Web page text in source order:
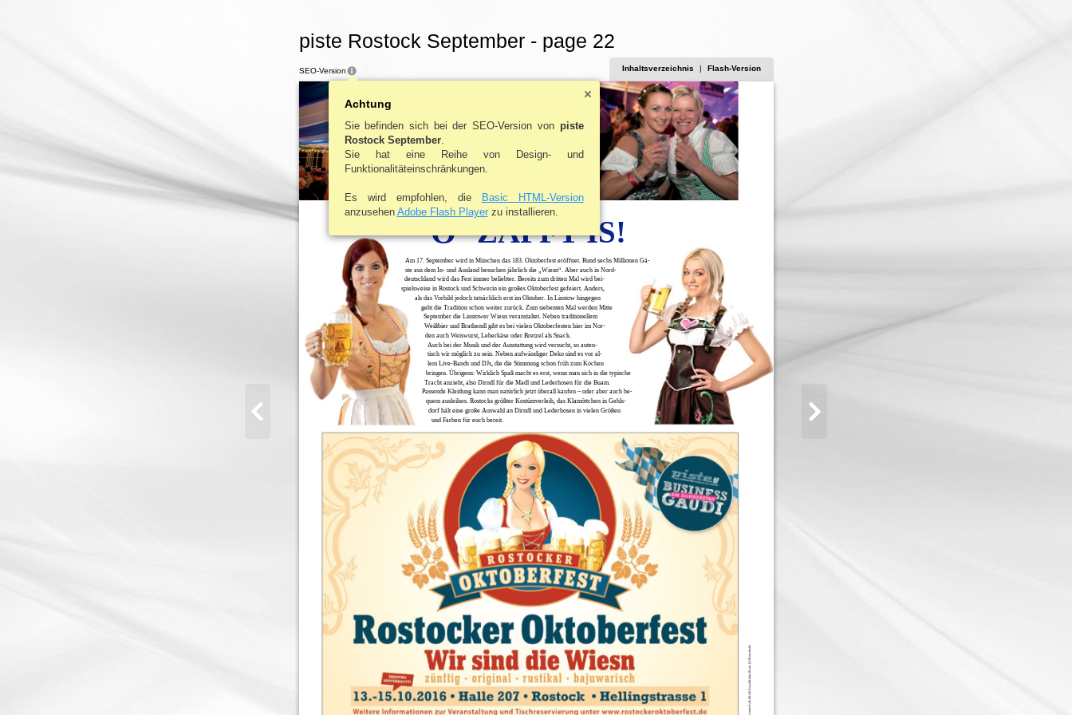
piste Rostock September - page 22
Am 17. September wird in München das 183. Oktoberfest eröffnet. Rund sechs Millionen Gä-
ste aus dem In- und Ausland besuchen jährlich die „Wiesn“. Aber auch in Nord-
deutschland wird das Fest immer beliebter. Bereits zum dritten Mal wird bei-
spielsweise in Rostock und Schwerin ein großes Oktoberfest gefeiert. Anders,
als das Vorbild jedoch tatsächlich erst im Oktober. In Linstow hingegen
geht die Tradition schon weiter zurück. Zum siebenten Mal werden Mitte
September die Linstower Wiesn veranstaltet. Neben traditionellem
Weißbier und Brathendl gibt es bei vielen Oktoberfesten hier im Nor-
den auch Weiswurst, Leberkäse oder Bretzel als Snack.
Auch bei der Musik und der Ausstattung wird versucht, so auten-
tisch wir möglich zu sein. Neben aufwändiger Deko sind es vor al-
lem Live-Bands und DJs, die die Stimmung schon früh zum Kochen
bringen. Übrigens: Wirklich Spaß macht es erst, wenn man sich in die typische
Tracht anzieht, also Dirndl für die Madl und Lederhosen für die Buam.
Passende Kleidung kann man natürlich jetzt überall kaufen – oder aber auch be-
quem ausleihen. Rostocks größter Kostümverleih, das Klamöttchen in Gehls-
dorf hält eine große Auswahl an Dirndl und Lederhosen in vielen Größen
und Farben für euch bereit.
©Fotos:VanderValk IMolli IGraalMüritz IKarls [2] IKunsthalle
O´ ZAPFT IS!
SEO-Version
Achtung
Sie befinden sich bei der SEO-Version von piste
Rostock September.
Sie hat eine Reihe von Design- und
Funktionalitäteinschränkungen.
Es wird empfohlen, die Basic HTML-Version
anzusehen Adobe Flash Playerzu installieren.
Inhaltsverzeichnis | Flash-Version